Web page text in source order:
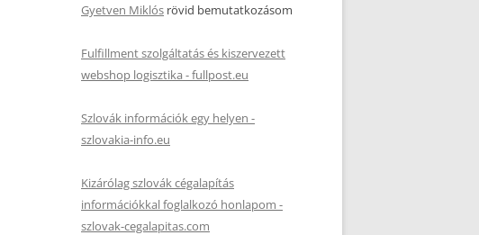
Gyetven Miklós rövid bemutatkozásom
Fulfillment szolgáltatás és kiszervezett
webshop logisztika - fullpost.eu
Szlovák információk egy helyen -
szlovakia-info.eu
Kizárólag szlovák cégalapítás
információkkal foglalkozó honlapom -
szlovak-cegalapitas.com